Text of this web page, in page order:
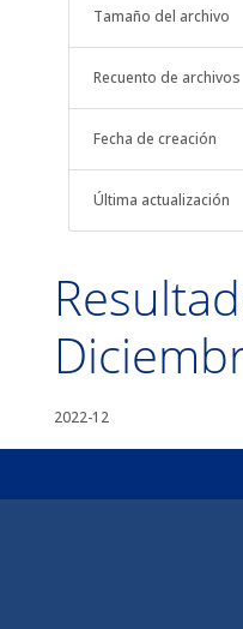
Tamaño del archivo
Recuento de archivos
Fecha de creación
Última actualización
2022-12